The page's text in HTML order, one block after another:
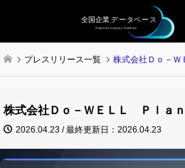
プレスリリース一覧 株式会社Ｄｏ－
株式会社Ｄｏ－ＷＥＬＬ Ｐｌａ
2026.04.23 / 最終更新日：2026.04.23